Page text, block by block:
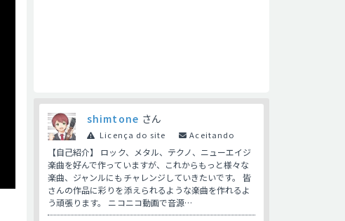
shimtone さん
Licença do site Aceitando
【自己紹介】 ロック、メタル、テクノ、ニューエイジ
楽曲を好んで作っていますが、これからもっと様々な
楽曲、ジャンルにもチャレンジしていきたいです。 皆
さんの作品に彩りを添えられるような楽曲を作れるよ
う頑張ります。 ニコニコ動画で音源…